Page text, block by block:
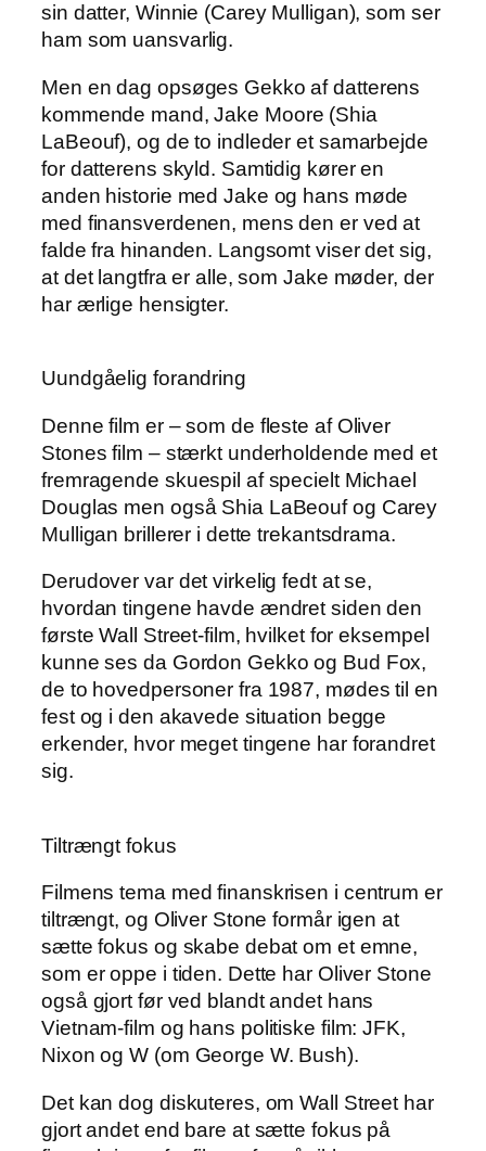
sin datter, Winnie (Carey Mulligan), som ser
ham som uansvarlig.
Men en dag opsøges Gekko af datterens
kommende mand, Jake Moore (Shia
LaBeouf), og de to indleder et samarbejde
for datterens skyld. Samtidig kører en
anden historie med Jake og hans møde
med finansverdenen, mens den er ved at
falde fra hinanden. Langsomt viser det sig,
at det langtfra er alle, som Jake møder, der
har ærlige hensigter.
Uundgåelig forandring
Denne film er – som de fleste af Oliver
Stones film – stærkt underholdende med et
fremragende skuespil af specielt Michael
Douglas men også Shia LaBeouf og Carey
Mulligan brillerer i dette trekantsdrama.
Derudover var det virkelig fedt at se,
hvordan tingene havde ændret siden den
første Wall Street-film, hvilket for eksempel
kunne ses da Gordon Gekko og Bud Fox,
de to hovedpersoner fra 1987, mødes til en
fest og i den akavede situation begge
erkender, hvor meget tingene har forandret
sig.
Tiltrængt fokus
Filmens tema med finanskrisen i centrum er
tiltrængt, og Oliver Stone formår igen at
sætte fokus og skabe debat om et emne,
som er oppe i tiden. Dette har Oliver Stone
også gjort før ved blandt andet hans
Vietnam-film og hans politiske film: JFK,
Nixon og W (om George W. Bush).
Det kan dog diskuteres, om Wall Street har
gjort andet end bare at sætte fokus på